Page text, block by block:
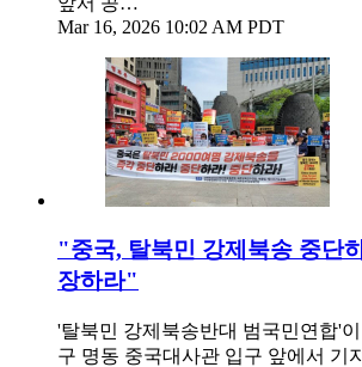
Mar 16, 2026 10:02 AM PDT
"중국, 탈북민 강제북송 중단
장하라"
'탈북민 강제북송반대 범국민연합'
구 명동 중국대사관 입구 앞에서 기